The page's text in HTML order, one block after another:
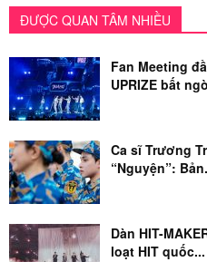
ĐƯỢC QUAN TÂM NHIỀU
Fan Meeting
UPRIZE bất
Ca sĩ Trương
“Nguyện”:
Dàn HIT-
loạt HIT quốc...